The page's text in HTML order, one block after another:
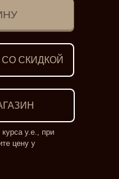
СКИДКОЙ
курса у.е., при
цену у